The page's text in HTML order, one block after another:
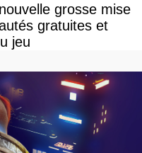
grosse mise
gratuites et
jeu